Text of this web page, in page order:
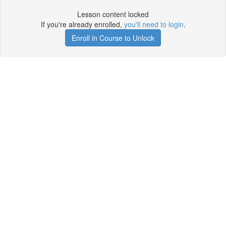
Lesson content locked
If you're already enrolled, you'll need to login.
Enroll in Course to Unlock